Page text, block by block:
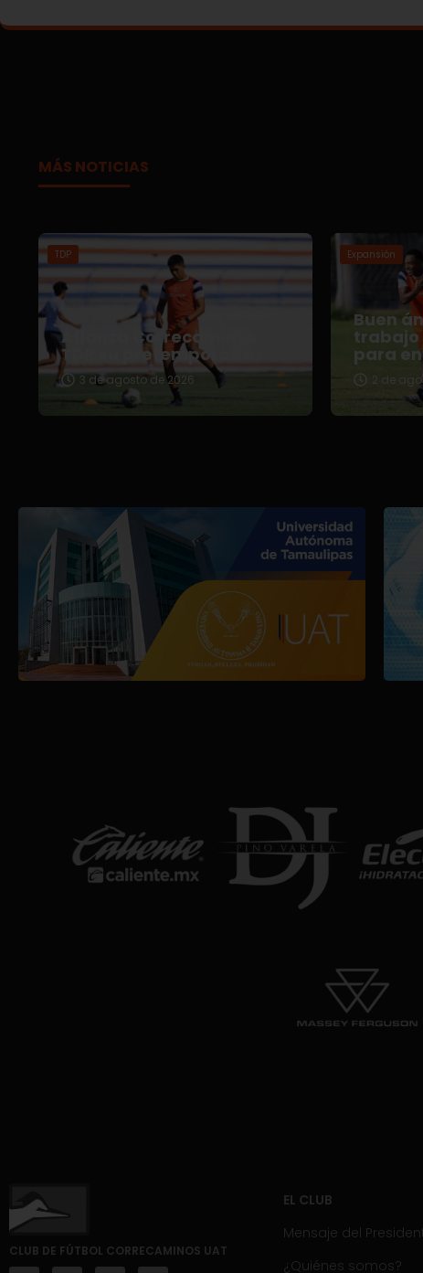
MÁS NOTICIAS
TDP
Afianza Correcaminos
TDP su pretemporada
3 de agosto de 2026
Expansión
Buen
trabajo
para
2 de
CLUB DE FÚTBOL CORRECAMINOS UAT
EL CLUB
Mensaje del
¿Quiénes somos?